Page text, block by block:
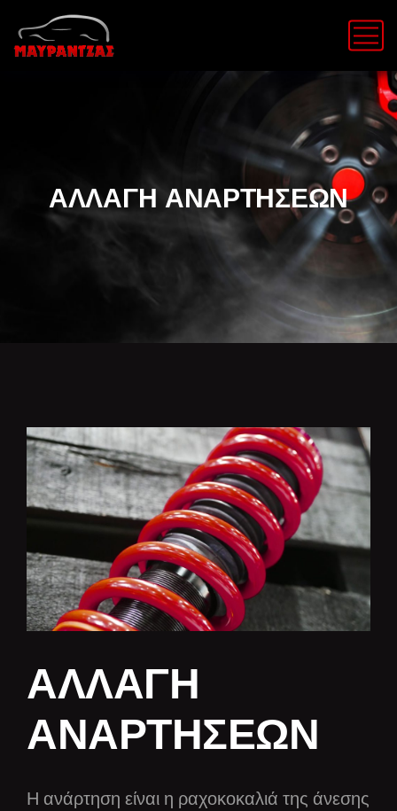
ΑΛΛΑΓΗ ΑΝΑΡΤΗΣΕΩΝ
ΑΛΛΑΓΗ
ΑΝΑΡΤΗΣΕΩΝ
Η ανάρτηση είναι η ραχοκοκαλιά της άνεσης